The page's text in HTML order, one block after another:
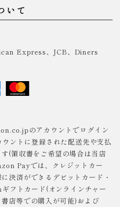
いて
Express、JCB、Diners
のアカウントでログイン
ントに登録された配送先や支払
(領収書をご希望の場合は当店
Payでは、クレジットカー
決済ができるデビットカード・
フトカード(オンラインチャー
店等での購入が可能)および